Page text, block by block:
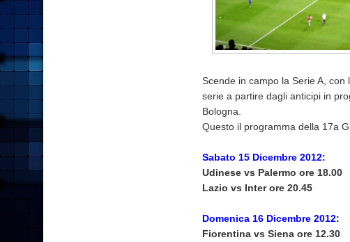
Scende in campo la Serie A,
serie a partire dagli anticipi in
Bologna.
Questo il programma della 17a
Sabato 15 Dicembre 2012:
Udinese vs Palermo ore 18.00
Lazio vs Inter ore 20.45
Domenica 16 Dicembre 2012:
Fiorentina vs Siena ore 12.30